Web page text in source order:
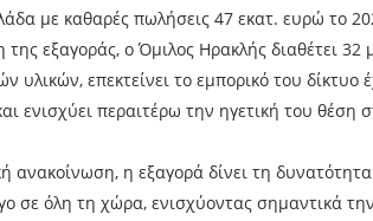
με καθαρές πωλήσεις 47 εκατ. ευρώ το
εξαγοράς, ο Όμιλος Ηρακλής διαθέτει
υλικών, επεκτείνει το εμπορικό του
ενισχύει περαιτέρω την ηγετική του θέση
ανακοίνωση, η εξαγορά δίνει τη
σε όλη τη χώρα, ενισχύοντας σημαντικά